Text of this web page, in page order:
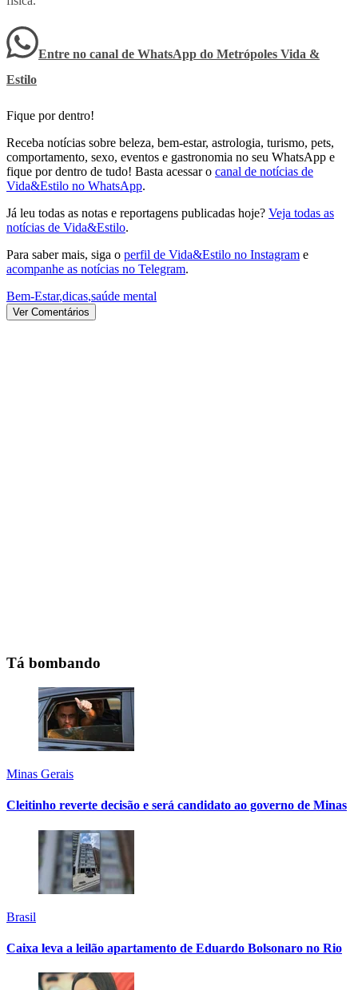
Entre no canal de WhatsApp do Metrópoles Vida &
Estilo
Fique por dentro!
Receba notícias sobre beleza, bem-estar, astrologia, turismo, pets,
comportamento, sexo, eventos e gastronomia no seu WhatsApp e
fique por dentro de tudo! Basta acessar o canal de notícias de
Vida&Estilo no WhatsApp.
Já leu todas as notas e reportagens publicadas hoje? Veja todas as
notícias de Vida&Estilo.
Para saber mais, siga o perfil de Vida&Estilo no Instagram e
acompanhe as notícias no Telegram.
Bem-Estar,dicas,saúde mental
Ver Comentários
Tá bombando
Minas Gerais
Cleitinho reverte decisão e será candidato ao governo de Minas
Brasil
Caixa leva a leilão apartamento de Eduardo Bolsonaro no Rio